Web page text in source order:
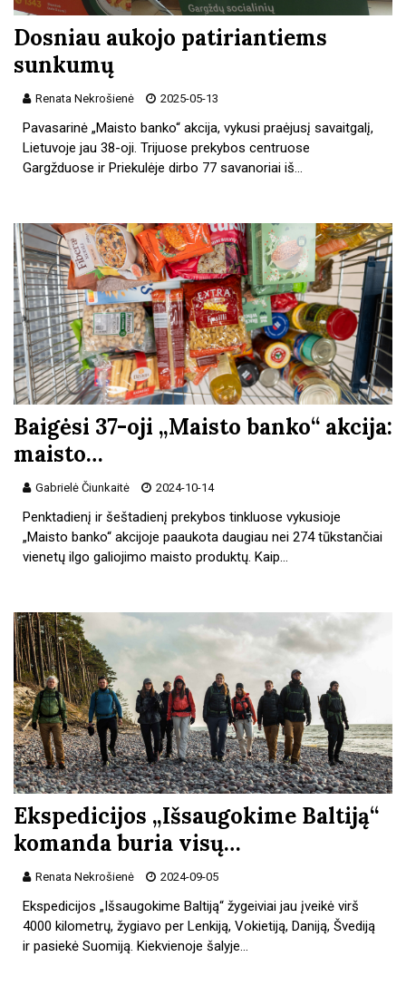
Dosniau aukojo patiriantiems
sunkumų
Renata Nekrošienė 2025-05-13
Pavasarinė „Maisto banko“ akcija, vykusi praėjusį savaitgalį,
Lietuvoje jau 38-oji. Trijuose prekybos centruose
Gargžduose ir Priekulėje dirbo 77 savanoriai iš…
Baigėsi 37-oji „Maisto banko“ akcija:
maisto…
Gabrielė Čiunkaitė 2024-10-14
Penktadienį ir šeštadienį prekybos tinkluose vykusioje
„Maisto banko“ akcijoje paaukota daugiau nei 274 tūkstančiai
vienetų ilgo galiojimo maisto produktų. Kaip…
Ekspedicijos „Išsaugokime Baltiją“
komanda buria visų…
Renata Nekrošienė 2024-09-05
Ekspedicijos „Išsaugokime Baltiją“ žygeiviai jau įveikė virš
4000 kilometrų, žygiavo per Lenkiją, Vokietiją, Daniją, Švediją
ir pasiekė Suomiją. Kiekvienoje šalyje…